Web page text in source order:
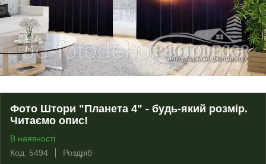
Фото Штори "Планета 4" - будь-який розмір.
Читаємо опис!
В наявності
Код: 5494
Роздріб